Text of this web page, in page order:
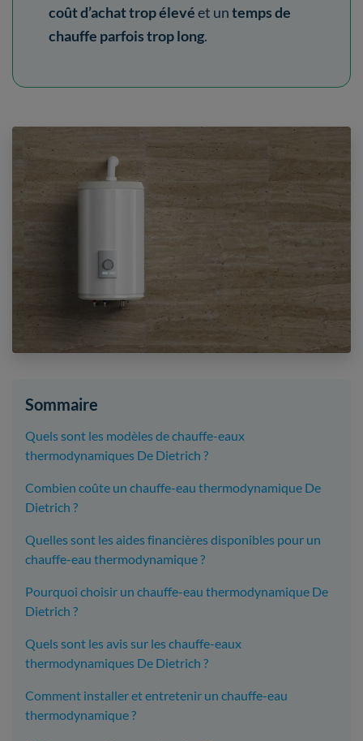
coût d’achat trop élevéet untemps de
chauffe parfois trop long.
Sommaire
Quels sont les modèles de chauffe-eaux
thermodynamiques De Dietrich ?
Combien coûte un chauffe-eau thermodynamique De
Dietrich ?
Quelles sont les aides financières disponibles pour un
chauffe-eau thermodynamique ?
Pourquoi choisir un chauffe-eau thermodynamique De
Dietrich ?
Quels sont les avis sur les chauffe-eaux
thermodynamiques De Dietrich ?
Comment installer et entretenir un chauffe-eau
thermodynamique ?